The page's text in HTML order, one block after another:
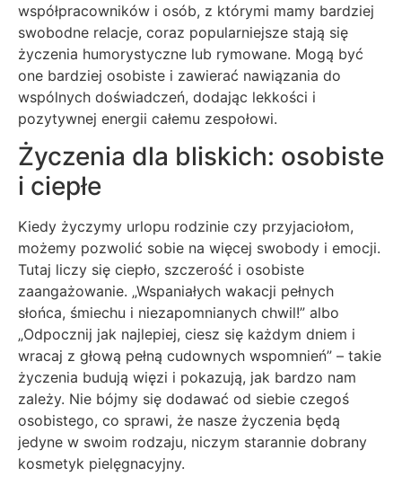
współpracowników i osób, z którymi mamy bardziej
swobodne relacje, coraz popularniejsze stają się
życzenia humorystyczne lub rymowane. Mogą być
one bardziej osobiste i zawierać nawiązania do
wspólnych doświadczeń, dodając lekkości i
pozytywnej energii całemu zespołowi.
Życzenia dla bliskich: osobiste
i ciepłe
Kiedy życzymy urlopu rodzinie czy przyjaciołom,
możemy pozwolić sobie na więcej swobody i emocji.
Tutaj liczy się ciepło, szczerość i osobiste
zaangażowanie. „Wspaniałych wakacji pełnych
słońca, śmiechu i niezapomnianych chwil!” albo
„Odpocznij jak najlepiej, ciesz się każdym dniem i
wracaj z głową pełną cudownych wspomnień” – takie
życzenia budują więzi i pokazują, jak bardzo nam
zależy. Nie bójmy się dodawać od siebie czegoś
osobistego, co sprawi, że nasze życzenia będą
jedyne w swoim rodzaju, niczym starannie dobrany
kosmetyk pielęgnacyjny.